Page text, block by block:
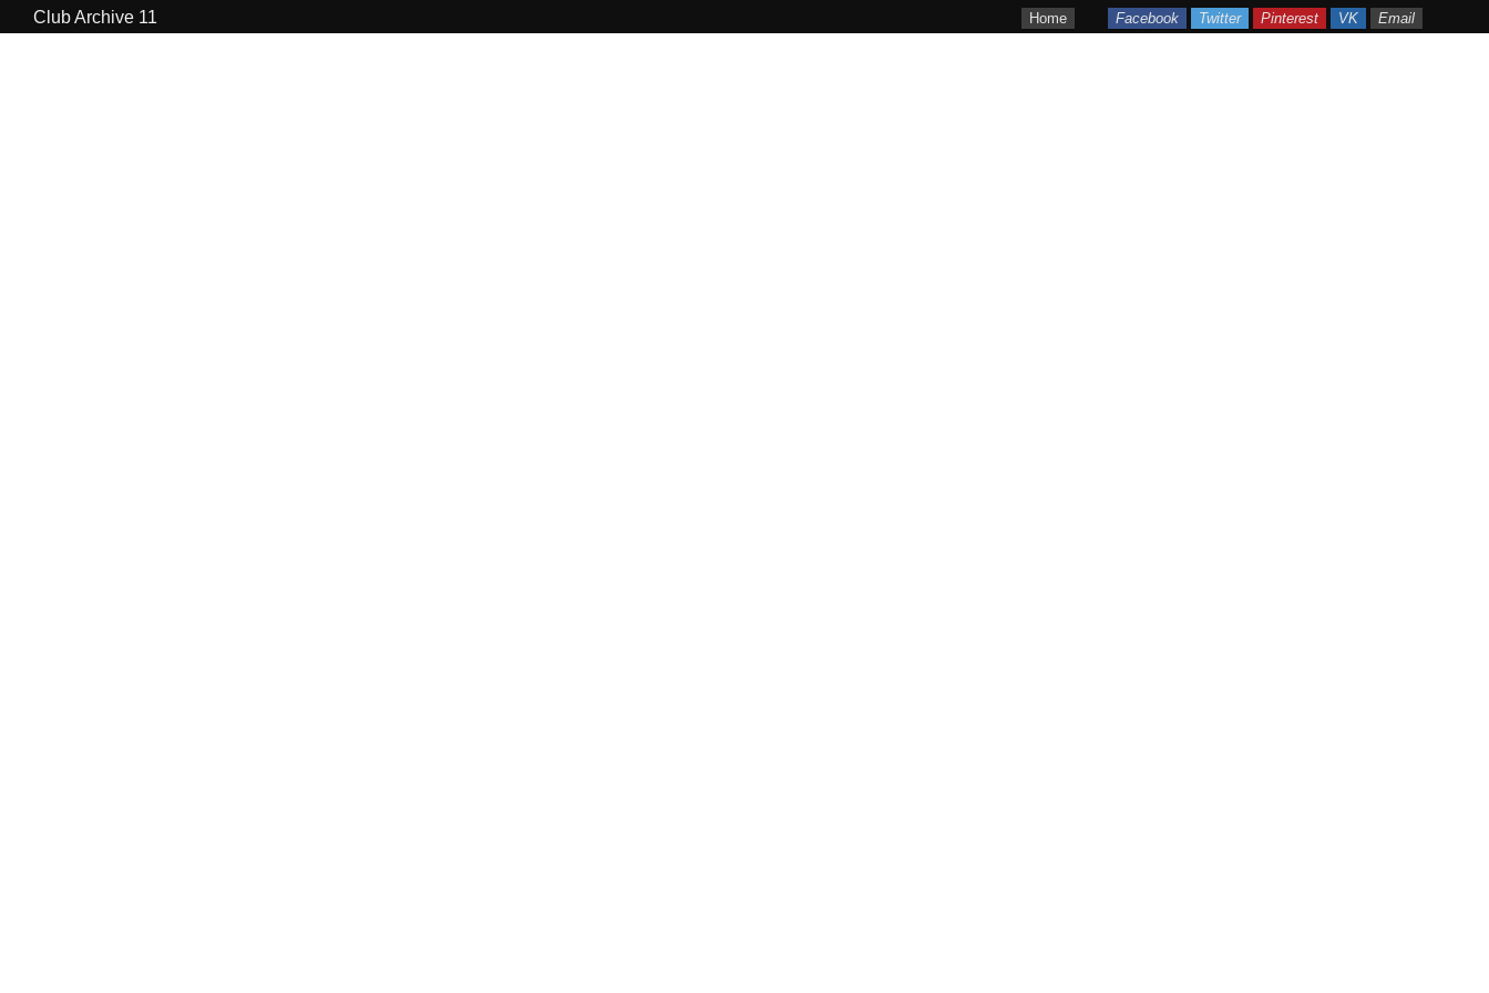
Facebook Twitter Pinterest VK Email
Home
Club Archive 11